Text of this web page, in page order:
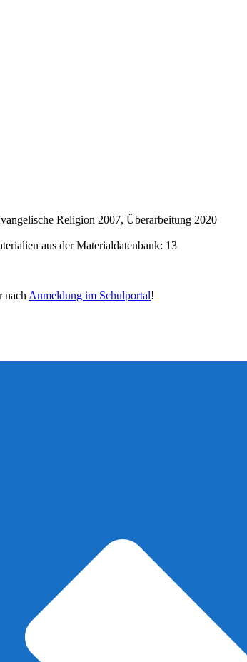
Religion 2007, Überarbeitung 2020
aus der Materialdatenbank: 13
nach Anmeldung im Schulportal!